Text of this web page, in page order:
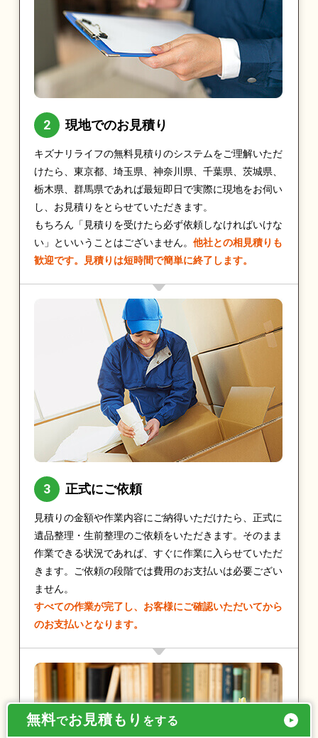
現地でのお見積り
キズナリライフの無料見積りのシステムをご理解いただ
けたら、東京都、埼玉県、神奈川県、千葉県、茨城県、
栃木県、群馬県であれば最短即日で実際に現地をお伺い
し、お見積りをとらせていただきます。
もちろん「見積りを受けたら必ず依頼しなければいけな
い」といいうことはございません。 他社との相見積りも
歓迎です。見積りは短時間で簡単に終了します。
正式にご依頼
見積りの金額や作業内容にご納得いただけたら、正式に
遺品整理・生前整理のご依頼をいただきます。そのまま
作業できる状況であれば、すぐに作業に入らせていただ
きます。ご依頼の段階では費用のお支払いは必要ござい
ません。
すべての作業が完了し、お客様にご確認いただいてから
のお支払いとなります。
無料でお見積もり をする